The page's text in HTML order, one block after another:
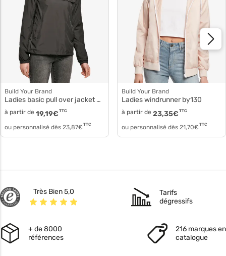
Build Your Brand
Ladies basic pull over jacket Blouson polyester capuche by095
à partir de 19,19€ TTC
ou personnalisé dès 23,87€ TTC
Build Your Brand
Ladies windrunner by130
à partir de 23,35€ TTC
ou personnalisé dès 21,70€ TTC
Très Bien 5,0
Tarifs
dégressifs
+ de 8000
références
216 marques en
catalogue